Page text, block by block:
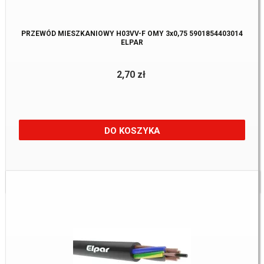
PRZEWÓD MIESZKANIOWY H03VV-F OMY 3x0,75 5901854403014
ELPAR
2,70 zł
DO KOSZYKA
Dostępne:200 m.